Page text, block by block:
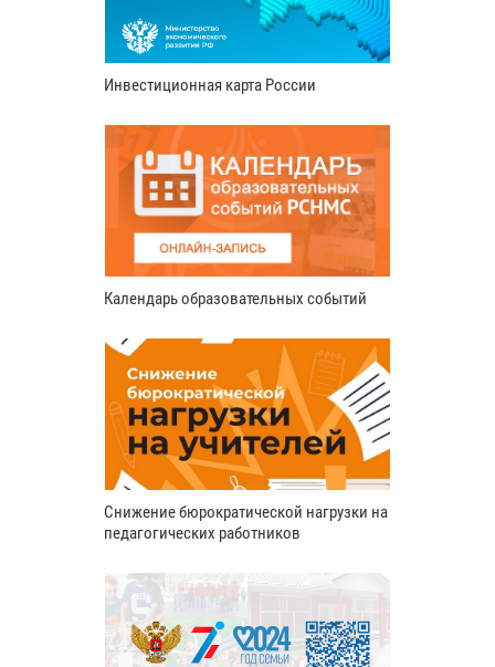
Инвестиционная карта России
Календарь образовательных событий
Снижение бюрократической нагрузки на
педагогических работников